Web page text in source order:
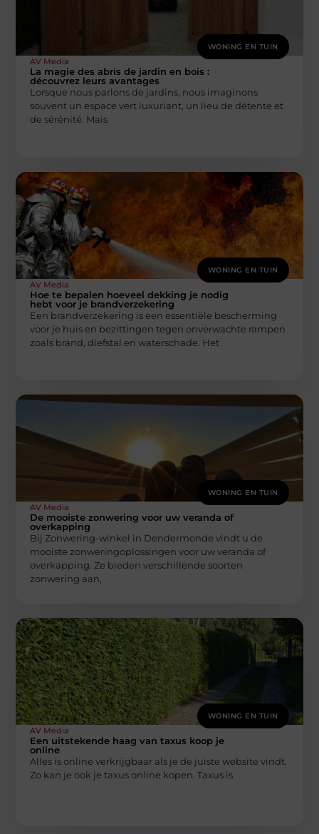
WONING EN TUIN
AV Media
La magie des abris de jardin en bois :
découvrez leurs avantages
Lorsque nous parlons de jardins, nous imaginons
souvent un espace vert luxuriant, un lieu de détente et
de sérénité. Mais
WONING EN TUIN
AV Media
Hoe te bepalen hoeveel dekking je nodig
hebt voor je brandverzekering
Een brandverzekering is een essentiële bescherming
voor je huis en bezittingen tegen onverwachte rampen
zoals brand, diefstal en waterschade. Het
WONING EN TUIN
AV Media
De mooiste zonwering voor uw veranda of
overkapping
Bij Zonwering-winkel in Dendermonde vindt u de
mooiste zonweringoplossingen voor uw veranda of
overkapping. Ze bieden verschillende soorten
zonwering aan,
WONING EN TUIN
AV Media
Een uitstekende haag van taxus koop je
online
Alles is online verkrijgbaar als je de juiste website vindt.
Zo kan je ook je taxus online kopen. Taxus is